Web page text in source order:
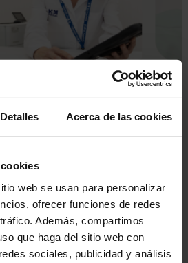
Detalles Acerca de las cookies
web se usan para personalizar
ofrecer funciones de redes
Además, compartimos
que haga del sitio web con
sociales, publicidad y análisis
els professionals d’aquesta
Demanar cita